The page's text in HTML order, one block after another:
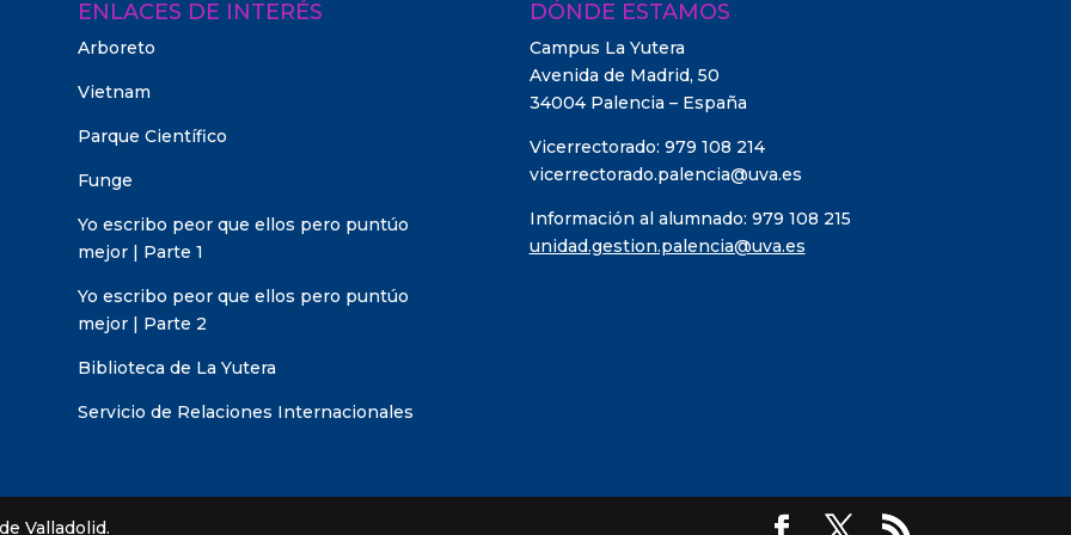
ENLACES DE INTERÉS
Arboreto
Vietnam
Parque Científico
Funge
Yo escribo peor que ellos pero puntúo
mejor | Parte 1
Yo escribo peor que ellos pero puntúo
mejor | Parte 2
Biblioteca de La Yutera
Servicio de Relaciones Internacionales
DÓNDE ESTAMOS
Campus La Yutera
Avenida de Madrid, 50
34004 Palencia – España
Vicerrectorado: 979 108 214
vicerrectorado.palencia@uva.es
Información al alumnado: 979 108 215
unidad.gestion.palencia@uva.es
Valladolid.